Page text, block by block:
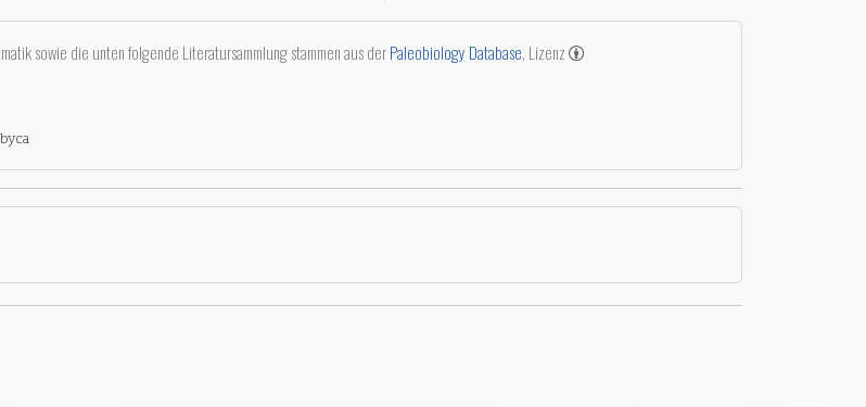
sowie die unten folgende Literatursammlung stammen aus derPaleobiology Database, Lizenz